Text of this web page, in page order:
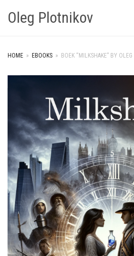
Oleg Plotnikov
HOME » EBOOKS » BOEK “MILKSHAKE” BY